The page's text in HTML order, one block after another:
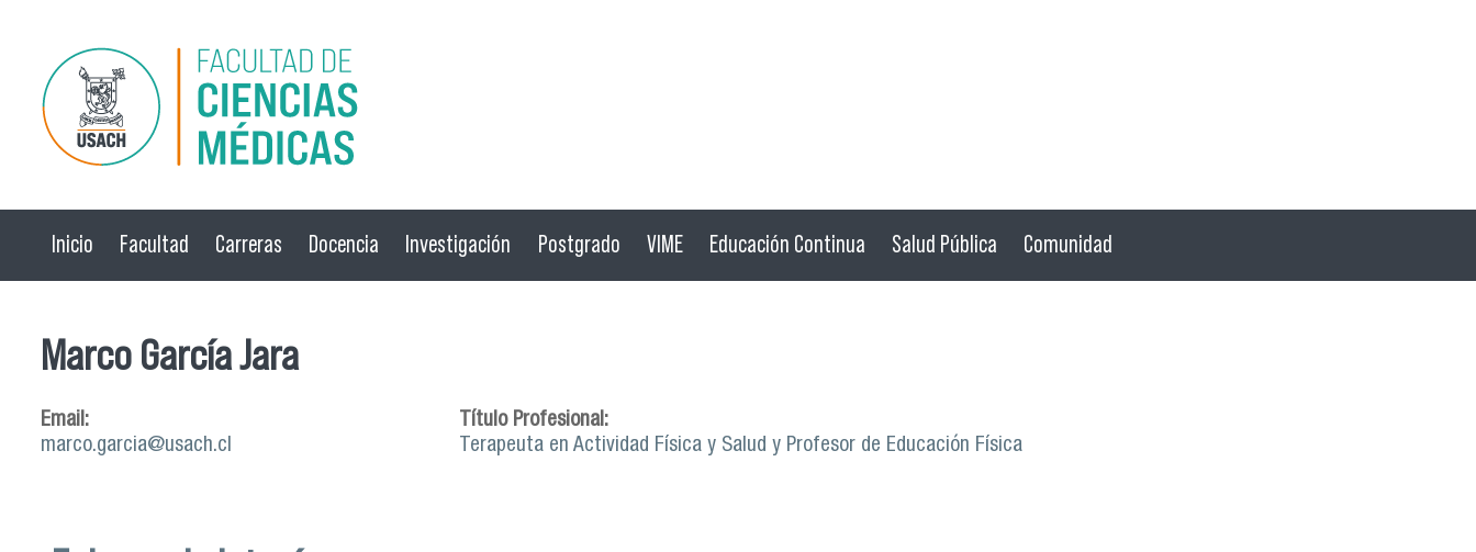
Pasar al contenido principal
Inicio Facultad Carreras Docencia Investigación Postgrado VIME Educación Continua Salud Pública Comunidad
Marco García Jara
Email:
marco.garcia@usach.cl
Título Profesional:
Terapeuta en Actividad Física y Salud y Profesor de Educación Física